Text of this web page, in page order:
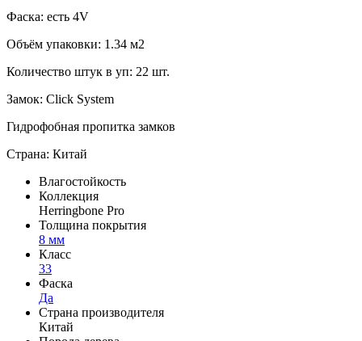
Фаска: есть 4V
Объём упаковки: 1.34 м2
Количество штук в уп: 22 шт.
Замок: Click System
Гидрофобная пропитка замков
Страна: Китай
Влагостойкость
Коллекция
Herringbone Pro
Толщина покрытия
8 мм
Класс
33
Фаска
Да
Страна производителя
Китай